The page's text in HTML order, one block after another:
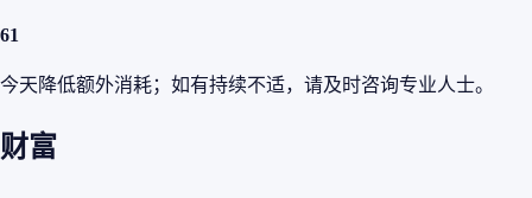
61
今天降低额外消耗；如有持续不适，请及时咨询专业人士。
财富